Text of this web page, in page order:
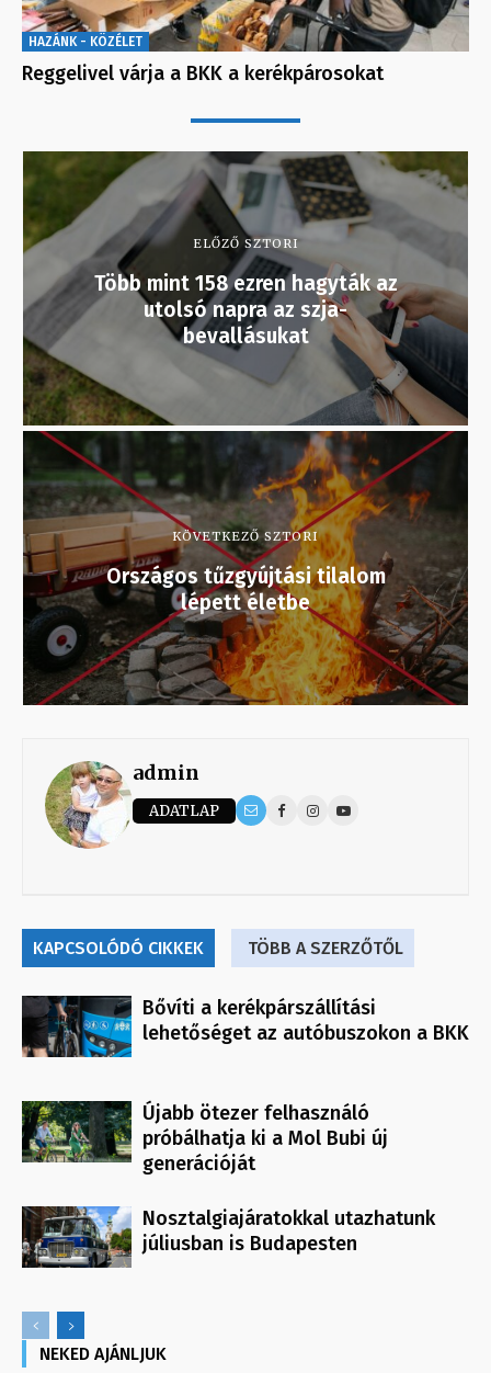
HAZÁNK - KÖZÉLET
Reggelivel várja a BKK a kerékpárosokat
ELŐZŐ SZTORI
Több mint 158 ezren hagyták az
utolsó napra az szja-
bevallásukat
KÖVETKEZŐ SZTORI
Országos tűzgyújtási tilalom
lépett életbe
admin
ADATLAP
KAPCSOLÓDÓ CIKKEK TÖBB A SZERZŐTŐL
Bővíti a kerékpárszállítási
lehetőséget az autóbuszokon a BKK
Újabb ötezer felhasználó
próbálhatja ki a Mol Bubi új
generációját
Nosztalgiajáratokkal utazhatunk
júliusban is Budapesten
NEKED AJÁNLJUK